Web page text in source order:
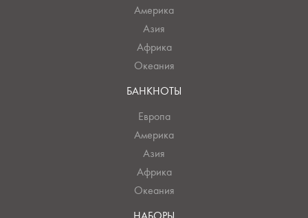
Америка
Азия
Африка
Океания
БАНКНОТЫ
Европа
Америка
Азия
Африка
Океания